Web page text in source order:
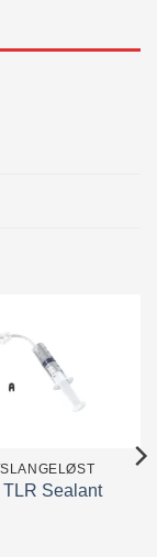
TLR Sealant